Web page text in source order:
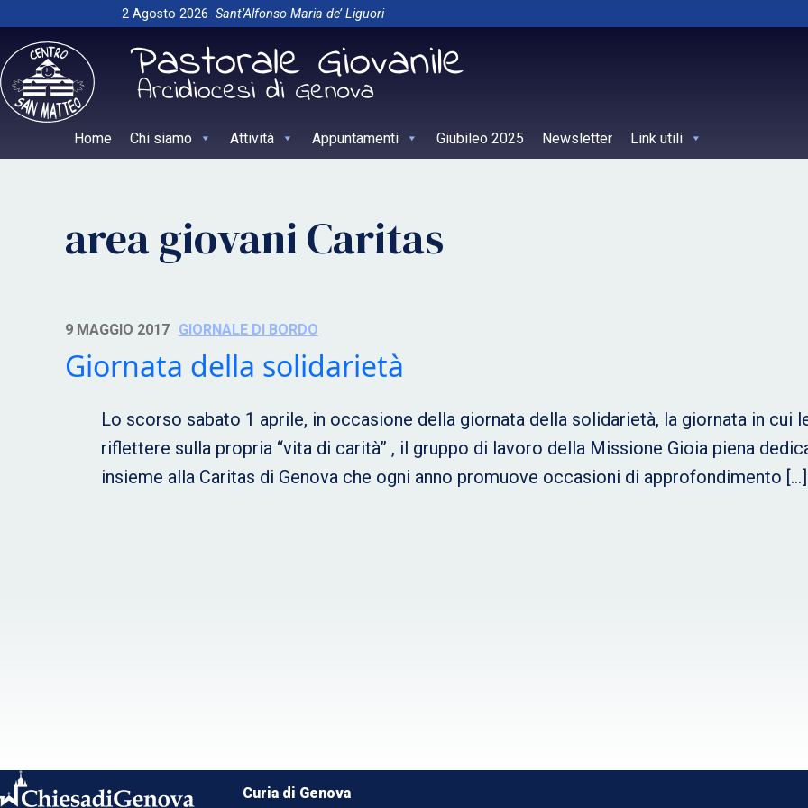
to
content
2 Agosto 2026 Sant’Alfonso Maria de’ Liguori
Home Chi siamo Attività Appuntamenti Giubileo 2025 Newsletter Link utili
area giovani Caritas
9 MAGGIO 2017 GIORNALE DI BORDO
Giornata della solidarietà
Lo scorso sabato 1 aprile, in occasione della giornata della solidarietà, la giornata in cui
riflettere sulla propria “vita di carità” , il gruppo di lavoro della Missione Gioia piena
insieme alla Caritas di Genova che ogni anno promuove occasioni di approfondimento […]
Curia di Genova